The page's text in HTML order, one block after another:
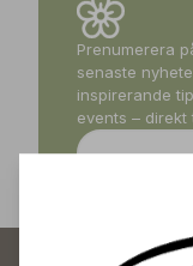
Prenumerera
senaste
inspirerande
events – direkt